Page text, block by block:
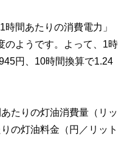
間あたりの消費電力」
のようです。よって、1時
円、10時間換算で1.24
たりの灯油消費量（リッ
の灯油料金（円／リット